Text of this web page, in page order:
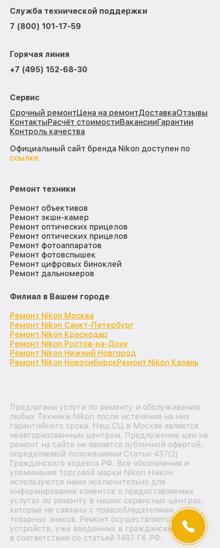
Служба технической поддержки
7 (800) 101-17-59
Горячая линия
+7 (495) 152-68-30
Сервис
Срочный ремонтЦена на ремонтДоставкаОтзывы
КонтактыРасчёт стоимостиВакансииГарантии
Контроль качества
Официальный сайт бренда Nikon доступен по
ссылке
Ремонт техники
Ремонт объективов
Ремонт экшн-камер
Ремонт оптических прицелов
Ремонт оптических прицелов
Ремонт фотоаппаратов
Ремонт фотовспышек
Ремонт цифровых биноклей
Ремонт дальномеров
Филиал в Вашем городе
Ремонт Nikon Москва
Ремонт Nikon Санкт-Петербург
Ремонт Nikon Краснодар
Ремонт Nikon Ростов-на-Дону
Ремонт Nikon Нижний Новгород
Ремонт Nikon НовосибирскРемонт Nikon Казань
Предлагаем услуги по ремонту и обслуживанию
любых Техники Nikon после истечения на них
гарантийного срока. Наш СЦ в Москве является
неавторизованным центром. Предложение цен на
ремонт на сайте не является публичной офертой,
определяемой положениями Статьи 437(2)
Гражданского кодекса РФ. Все обозначения и
упоминания торговой марки Nikon Никон
используются нами исключительно для
информирования клиентов о предоставляемых
услугах по ремонту в наших сервисных центрах,
которые не связаны с правообладателями
товарных знаков. Ремонт осуществляется для
устройств, уже введенных в гражданский оборот
в соответствии со статьей 1487 ГК РФ.